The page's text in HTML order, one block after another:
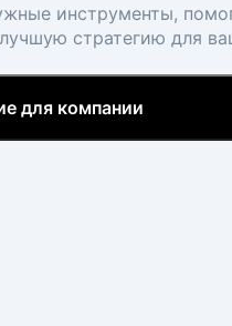
инструменты,
стратегию для
для компании